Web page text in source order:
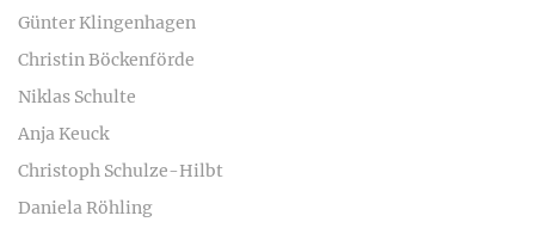
Günter Klingenhagen
Christin Böckenförde
Niklas Schulte
Anja Keuck
Christoph Schulze-Hilbt
Daniela Röhling